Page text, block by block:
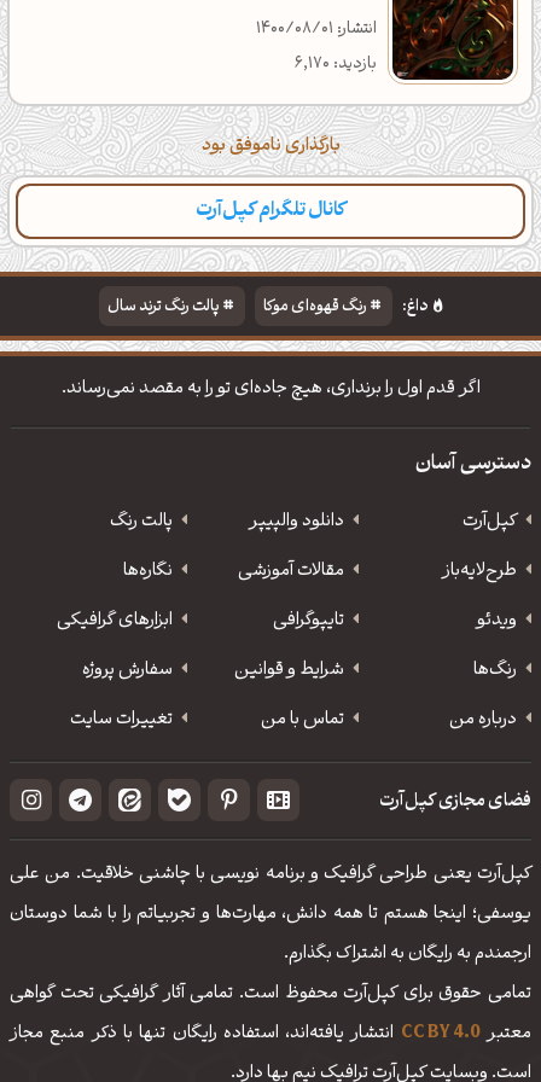
انتشار: 1400/08/01
بازدید: 6,170
بارگذاری ناموفق بود
کانال تلگرام کپل‌آرت
دسته‌بندی مطالب تازه تایپوگرافی پالت‌ها
داغ: رنگ قهوه‌ای موکا
پالت رنگ ترند سال
دانلود والپیپر مذهبی
تایپوگرافی شعر مولانا
اگر قدم اول را برنداری، هیچ جاده‌ای تو را به مقصد نمی‌رساند.
دسترسی آسان
کپل‌آرت دانلود‌ والپیپر
پالت رنگ
طرح‌لایه‌باز
مقالات آموزشی
نگاره‌ها
ویدئو
‌تایپوگرافی
ابزارهای گرافیکی
رنگ‌ها
شرایط و قوانین
سفارش پروژه
درباره من
تماس با من تغییرات سایت
فضای مجازی کپل‌آرت
کپل‌آرت یعنی طراحی گرافیک و برنامه نویسی با چاشنی خلاقیت. من علی
یوسفی؛ اینجا هستم تا همه دانش، مهارت‌‌ها و تجربیاتم را با شما دوستان
ارجمندم به رایگان به اشتراک بگذارم.
تمامی حقوق برای کپل‌آرت محفوظ است. تمامی آثار گرافیکی تحت گواهی
معتبرCC BY 4.0 انتشار یافته‌اند، استفاده رایگان تنها با ذکر منبع مجاز
است. وبسایت کپل‌آرت ترافیک نیم بها دارد.